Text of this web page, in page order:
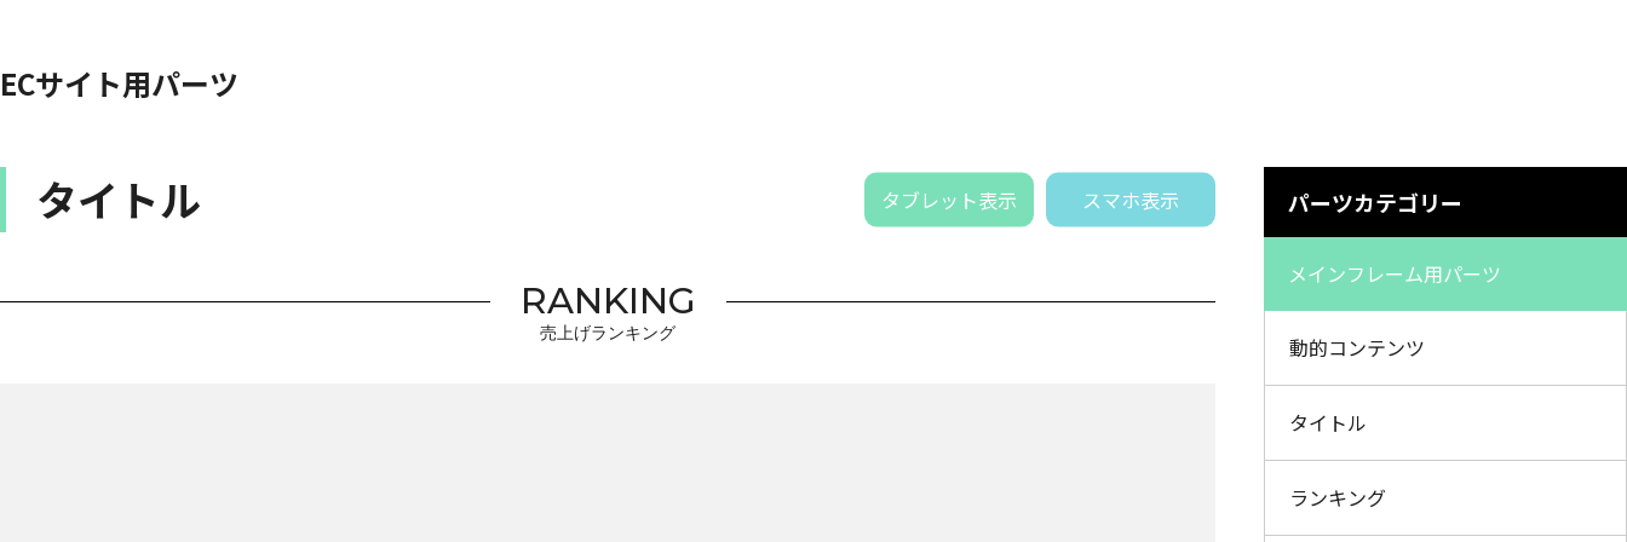
ECサイト用パーツ
タイトル タブレット表示 スマホ表示
RANKING
売上げランキング
パーツカテゴリー
メインフレーム用パーツ
動的コンテンツ
タイトル
ランキング